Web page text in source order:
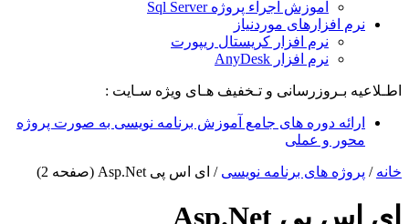
آموزش اجراء پروژه Sql Server
نرم افزارهای موردنیاز
نرم افزار کریستال ریپورت
نرم افزار AnyDesk
اطـلاعیه بـروزرسانی و تـخفیف هـای ویژه سـایت :
ارائه دوره های جامع آموزش برنامه نویسی به صورت پروژه
محور و عملی
خانه / پروژه های برنامه نویسی / ای اس پی Asp.Net (صفحه 2)
ای اس پی Asp.Net